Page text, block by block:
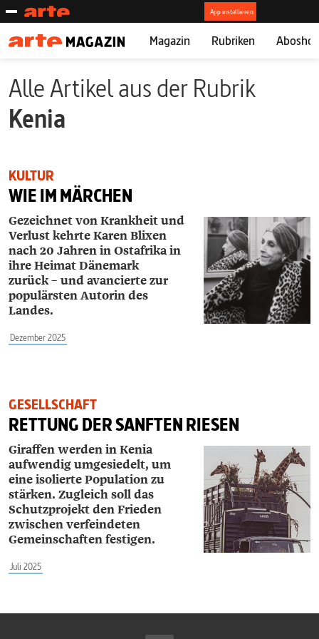
Magazin Rubriken
Alle Artikel aus der Rubrik
Kenia
KULTUR
WIE IM MÄRCHEN
Gezeichnet von Krankheit und
Verlust kehrte Karen Blixen
nach 20 Jahren in Ostafrika in
ihre Heimat Dänemark
zurück – und avancierte zur
populärsten Autorin des
Landes.
Dezember 2025
GESELLSCHAFT
RETTUNG DER SANFTEN RIESEN
Giraffen werden in Kenia
aufwendig umgesiedelt, um
eine isolierte Population zu
stärken. Zugleich soll das
Schutzprojekt den Frieden
zwischen verfeindeten
Gemeinschaften festigen.
Juli 2025